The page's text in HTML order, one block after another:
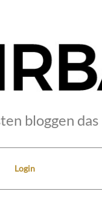
bloggen
Login